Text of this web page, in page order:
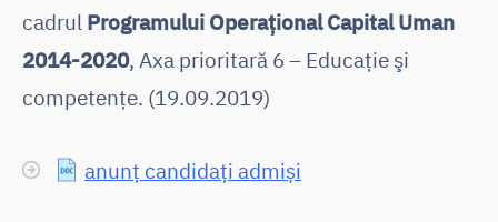
cadrul Programului Operaţional Capital Uman
2014-2020, Axa prioritară 6 – Educaţie şi
competenţe. (19.09.2019)
anunț candidați admiși